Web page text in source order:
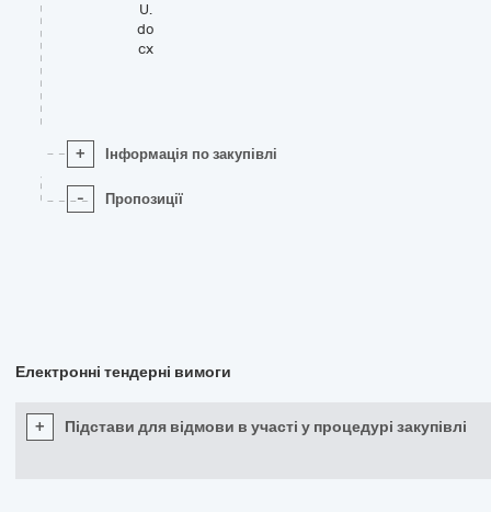
U.
do
cx
+ Інформація по закупівлі
- Пропозиції
Електронні тендерні вимоги
+ Підстави для відмови в участі у процедурі закупівлі